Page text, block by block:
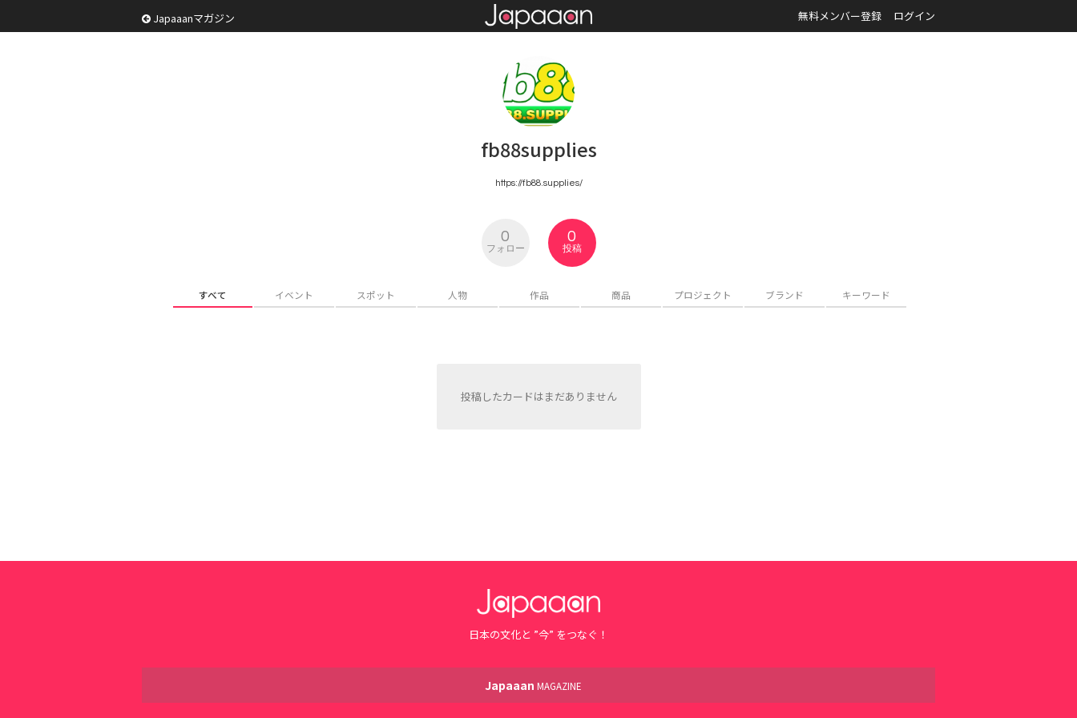
Japaaanマガジン 無料メンバー登録 ログイン
fb88supplies
https://fb88.supplies/
0
フォロー
0
投稿
すべて イベント スポット 人物 作品 商品 プロジェクト ブランド キーワード
投稿したカードはまだありません
日本の文化と ”今” をつなぐ！
Japaaan MAGAZINE